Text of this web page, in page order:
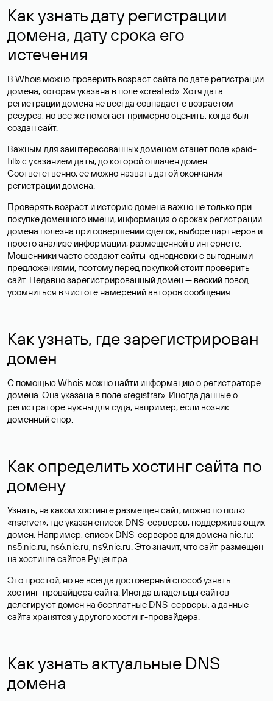
Как узнать дату регистрации
домена, дату срока его
истечения
В Whois можно проверить возраст сайта по дате регистрации
домена, которая указана в поле «created». Хотя дата
регистрации домена не всегда совпадает с возрастом
ресурса, но все же помогает примерно оценить, когда был
создан сайт.
Важным для заинтересованных доменом станет поле «paid-
till» с указанием даты, до которой оплачен домен.
Соответственно, ее можно назвать датой окончания
регистрации домена.
Проверять возраст и историю домена важно не только при
покупке доменного имени, информация о сроках регистрации
домена полезна при совершении сделок, выборе партнеров и
просто анализе информации, размещенной в интернете.
Мошенники часто создают сайты-однодневки с выгодными
предложениями, поэтому перед покупкой стоит проверить
сайт. Недавно зарегистрированный домен — веский повод
усомниться в чистоте намерений авторов сообщения.
Как узнать, где зарегистрирован
домен
С помощью Whois можно найти информацию о регистраторе
домена. Она указана в поле «registrar». Иногда данные о
регистраторе нужны для суда, например, если возник
доменный спор.
Как определить хостинг сайта по
домену
Узнать, на каком хостинге размещен сайт, можно по полю
«nserver», где указан список DNS-серверов, поддерживающих
домен. Например, список DNS-серверов для домена nic.ru:
ns5.nic.ru, ns6.nic.ru, ns9.nic.ru. Это значит, что сайт размещен
на хостинге сайтов Руцентра.
Это простой, но не всегда достоверный способ узнать
хостинг-провайдера сайта. Иногда владельцы сайтов
делегируют домен на бесплатные DNS-серверы, а данные
сайта хранятся у другого хостинг-провайдера.
Как узнать актуальные DNS
домена